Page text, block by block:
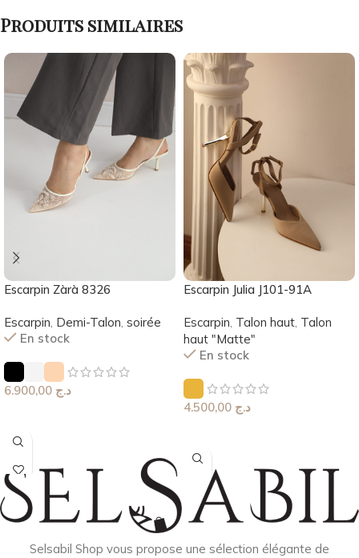
Produits similaires
Escarpin Zàrà 8326
Escarpin, Demi-Talon, soirée
En stock
د.ج
Escarpin Julia J101-91A
Escarpin, Talon haut, Talon
haut "Matte"
En stock
د.ج
Selsabil Shop vous propose une sélection élégante de